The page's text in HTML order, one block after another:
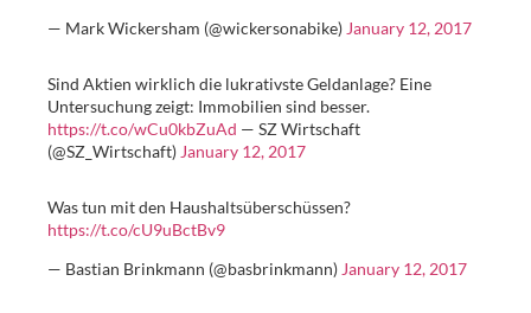
— Mark Wickersham (@wickersonabike) January 12, 2017
Sind Aktien wirklich die lukrativste Geldanlage? Eine
Untersuchung zeigt: Immobilien sind besser.
https://t.co/wCu0kbZuAd — SZ Wirtschaft
(@SZ_Wirtschaft) January 12, 2017
Was tun mit den Haushaltsüberschüssen?
https://t.co/cU9uBctBv9
— Bastian Brinkmann (@basbrinkmann) January 12, 2017